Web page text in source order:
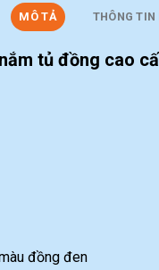
MÔ TẢ THÔNG TIN
tủ đồng cao
đồng đen